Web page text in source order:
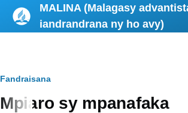
Skip to main content
MALINA (Malagasy
iandrandrana ny ho avy)
Breadcrumb
Fandraisana
Mpiaro sy mpanafaka